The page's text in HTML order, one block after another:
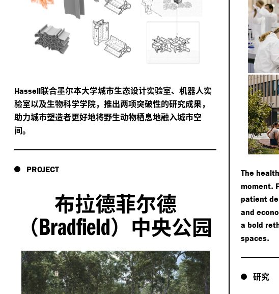
Hassell联合墨尔本大学城市生态设计实验室、机器人实
验室以及生物科学学院，推出两项突破性的研究成果，
助力城市塑造者更好地将野生动物栖息地融入城市空
间。
The
moment.
patient
and
a bold
spaces.
PROJECT
布拉德菲尔德
（Bradfield）中央公园
研究